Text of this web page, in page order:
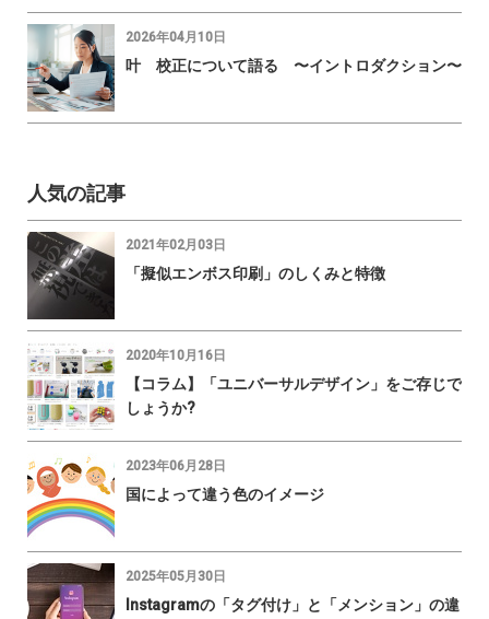
2026年04月10日
叶 校正について語る 〜イントロダクション〜
人気の記事
2021年02月03日
「擬似エンボス印刷」のしくみと特徴
2020年10月16日
【コラム】「ユニバーサルデザイン」をご存じで
しょうか?
2023年06月28日
国によって違う色のイメージ
2025年05月30日
Instagramの「タグ付け」と「メンション」の違